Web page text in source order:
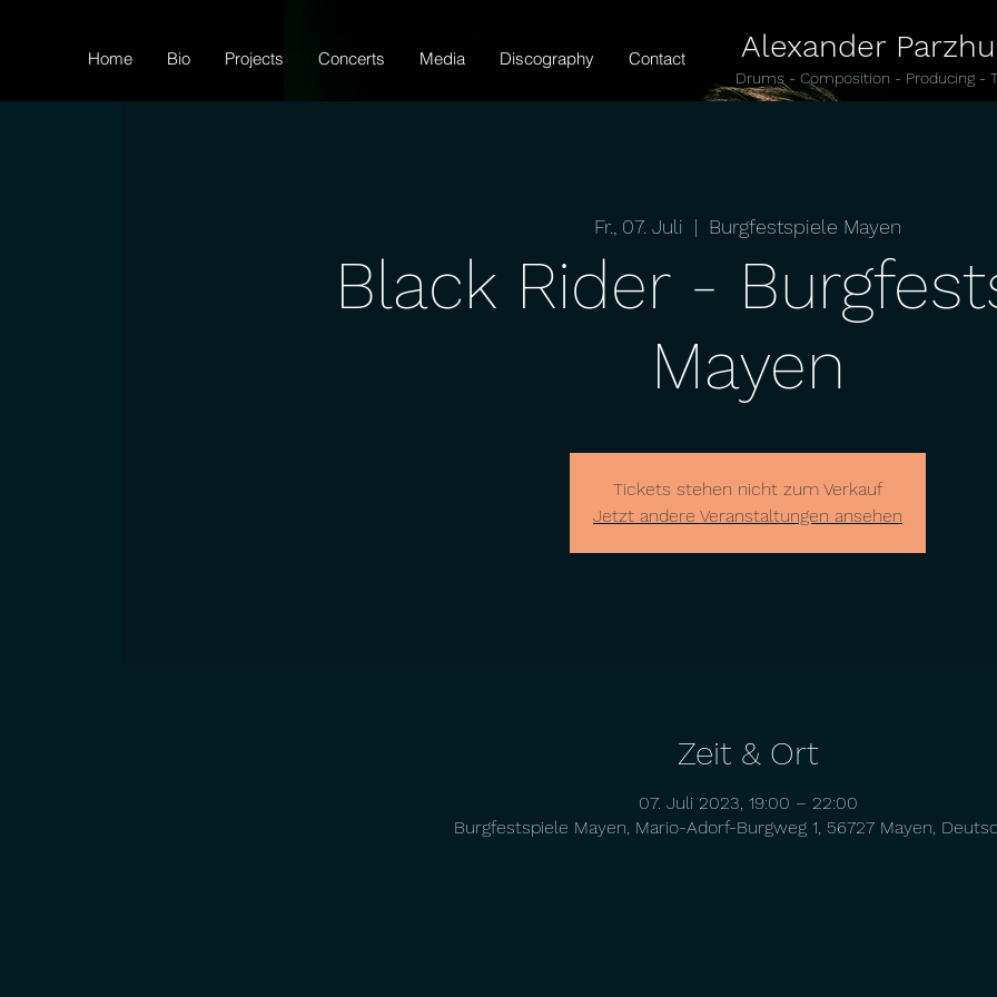
Home Bio Projects Concerts Media Discography Contact Alexander
Drums - Composition - Producing -
Fr., 07. Juli
  |
Burgfestspiele Mayen
Black Rider -
Mayen
Tickets stehen nicht zum Verkauf
Jetzt andere Veranstaltungen ansehen
Zeit & Ort
07. Juli 2023, 19:00 – 22:00
Burgfestspiele Mayen, Mario-Adorf-Burgweg 1, 56727 Mayen,